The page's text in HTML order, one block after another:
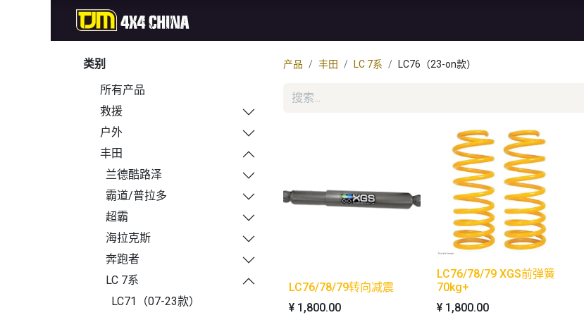
类别
所有产品
救援
户外
丰田
兰德酷路泽
霸道/普拉多
超霸
海拉克斯
奔跑者
LC 7系
LC71（07-23款）
产品 丰田 LC 7系 LC76（23-on款）
LC76/78/79转向减震
¥ 1,800.00
LC76/78/79 XGS前弹簧
70kg+
¥ 1,800.00